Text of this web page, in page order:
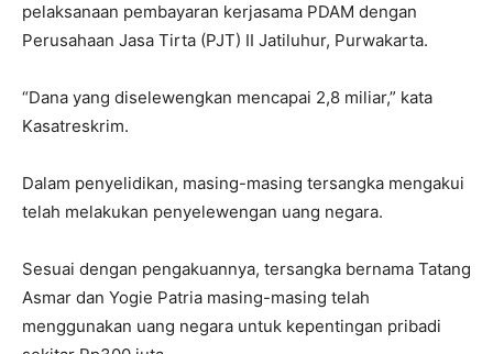
pelaksanaan pembayaran kerjasama PDAM dengan
Perusahaan Jasa Tirta (PJT) II Jatiluhur, Purwakarta.
“Dana yang diselewengkan mencapai 2,8 miliar,” kata
Kasatreskrim.
Dalam penyelidikan, masing-masing tersangka mengakui
telah melakukan penyelewengan uang negara.
Sesuai dengan pengakuannya, tersangka bernama Tatang
Asmar dan Yogie Patria masing-masing telah
menggunakan uang negara untuk kepentingan pribadi